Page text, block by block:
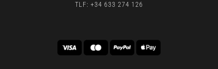
TLF: +34 633 274 126